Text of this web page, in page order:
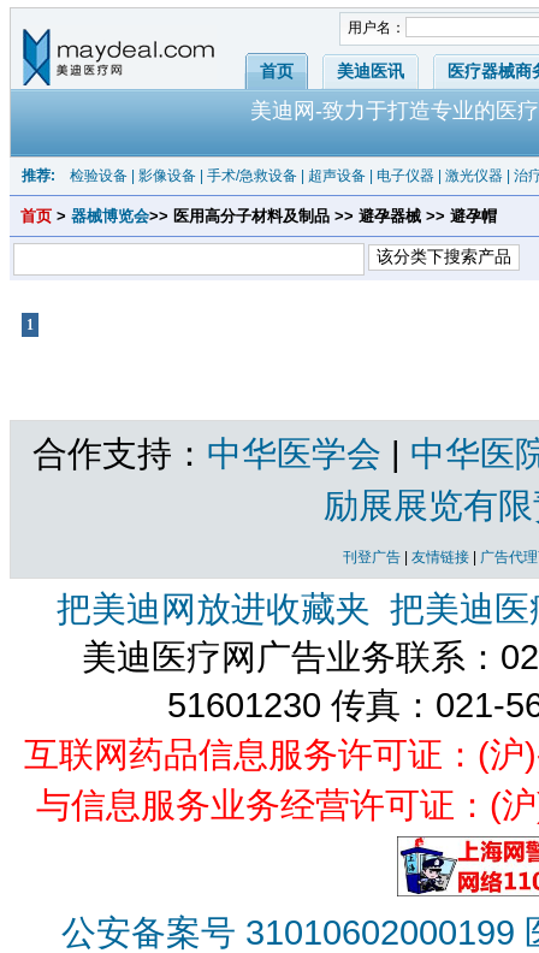
用户名：
首页 美迪医讯 医疗器械商
美迪网-致力于打造专业的医
推荐: 检验设备 影像设备 手术/急救设备 超声设备 电子仪器 激光仪器 治
首页 > 器械博览会>> 医用高分子材料及制品 >> 避孕器械 >> 避孕帽
1
合作支持： 中华医学会 | 中华医
励展展览有
刊登广告 友情链接 广告代
把美迪网放进收藏夹 把美迪
美迪医疗网广告业务联系：
51601230 传真：021-
互联网药品信息服务许可证：(
与信息服务业务经营许可证：(
公安备案号 31010602000199